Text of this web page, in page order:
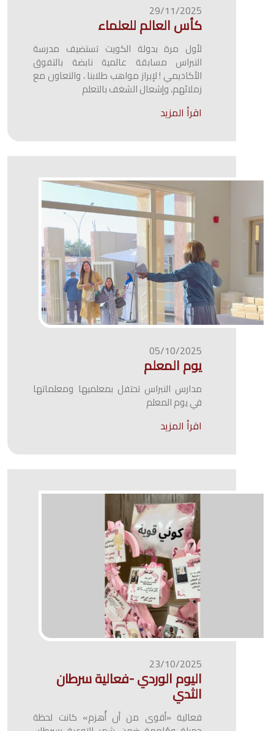
29/11/2025
كأس العالم للعلماء
لأول مرة بدولة الكويت تستضيف مدرسة
النبراس مسابقة عالمية نابضة بالتفوق
الأكاديمي ! لإبراز مواهب طلابنا ، والتعاون مع
زملائهم، وإشعال الشغف بالتعلم
اقرأ المزيد
05/10/2025
يوم المعلم
مدارس النبراس تحتفل بمعلميها ومعلماتها
في يوم المعلم
اقرأ المزيد
23/10/2025
اليوم الوردي -فعالية سرطان
الثدي
فعالية «أقوى من أن أُهزم» كانت لحظة